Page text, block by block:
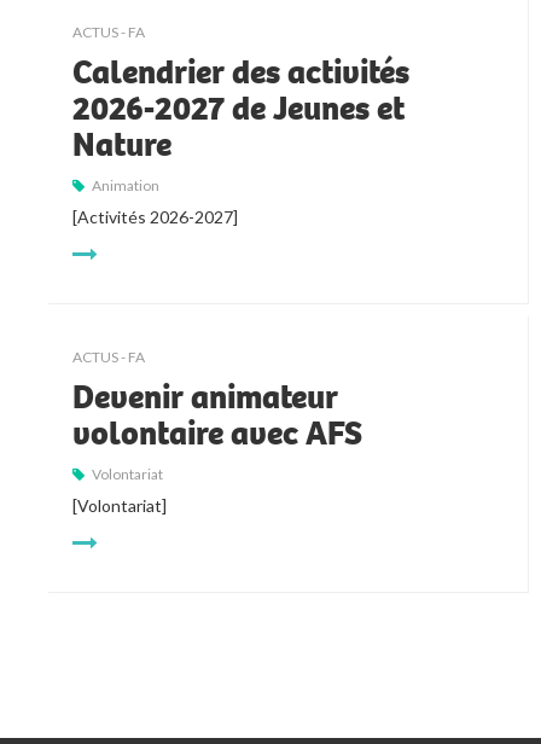
ACTUS - FA
Calendrier des activités
2026-2027 de Jeunes et
Nature
Animation
[Activités 2026-2027]
ACTUS - FA
Devenir animateur
volontaire avec AFS
Volontariat
[Volontariat]